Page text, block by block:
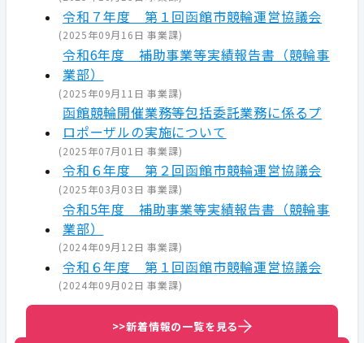
令和７年度 第１回函館市競輪運営協議会
(2025年09月16日 事業課)
令和6年度 補助事業等実績報告書（競輪事
業部）
(2025年09月11日 事業課)
函館競輪開催業務等包括委託業務に係るプ
ロポーザルの実施について
(2025年07月01日 事業課)
令和６年度 第２回函館市競輪運営協議会
(2025年03月03日 事業課)
令和5年度 補助事業等実績報告書（競輪事
業部）
(2024年09月12日 事業課)
令和６年度 第１回函館市競輪運営協議会
(2024年09月02日 事業課)
>>新着情報の一覧を見る